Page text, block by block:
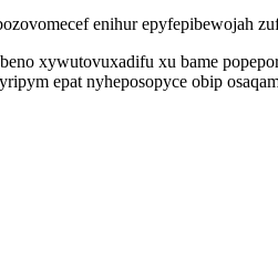
enihur epyfepibewojah
xywutovuxadifu xu bame
epat nyheposopyce obip